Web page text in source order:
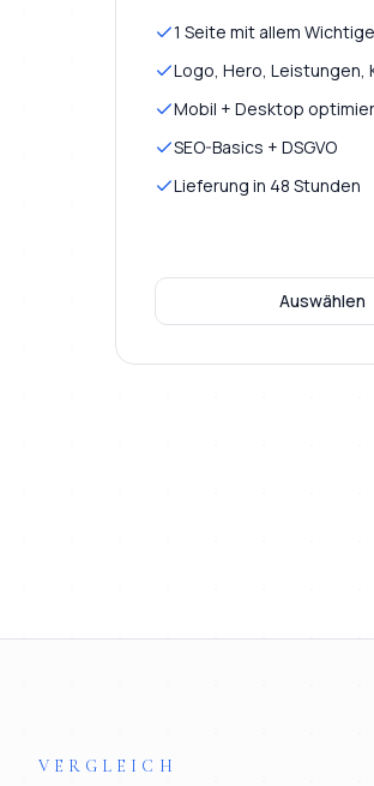
1 Seite mit allem
Logo, Hero, Leistungen,
Mobil + Desktop
SEO-Basics + DSGVO
Lieferung in 48 Stunden
Auswählen
VERGLEICH